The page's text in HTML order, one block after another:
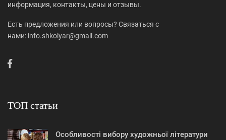
информация, контакты, цены и отзывы.
Есть предложения или вопросы? Связаться с
нами: info.shkolyar@gmail.com
ТОП статьи
Особливості вибору художньої літератури